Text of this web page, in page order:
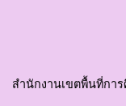
สำนักงานเขตพื้นที่กา